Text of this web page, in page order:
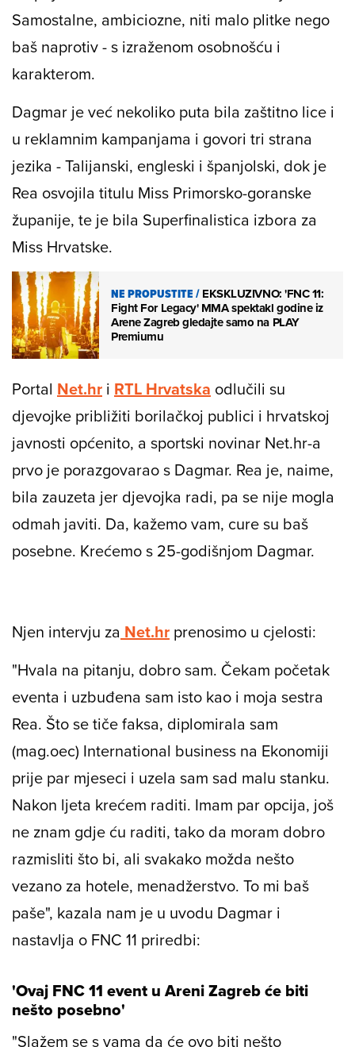
Samostalne, ambiciozne, niti malo plitke nego
baš naprotiv - s izraženom osobnošću i
karakterom.
Dagmar je već nekoliko puta bila zaštitno lice i
u reklamnim kampanjama i govori tri strana
jezika - Talijanski, engleski i španjolski, dok je
Rea osvojila titulu Miss Primorsko-goranske
županije, te je bila Superfinalistica izbora za
Miss Hrvatske.
NE PROPUSTITE/EKSKLUZIVNO: 'FNC 11:
Fight For Legacy' MMA spektakl godine iz
Arene Zagreb gledajte samo na PLAY
Premiumu
Portal Net.hr i RTL Hrvatska odlučili su
djevojke približiti borilačkoj publici i hrvatskoj
javnosti općenito, a sportski novinar Net.hr-a
prvo je porazgovarao s Dagmar. Rea je, naime,
bila zauzeta jer djevojka radi, pa se nije mogla
odmah javiti. Da, kažemo vam, cure su baš
posebne. Krećemo s 25-godišnjom Dagmar.
Njen intervju za Net.hr prenosimo u cjelosti:
"Hvala na pitanju, dobro sam. Čekam početak
eventa i uzbuđena sam isto kao i moja sestra
Rea. Što se tiče faksa, diplomirala sam
(mag.oec) International business na Ekonomiji
prije par mjeseci i uzela sam sad malu stanku.
Nakon ljeta krećem raditi. Imam par opcija, još
ne znam gdje ću raditi, tako da moram dobro
razmisliti što bi, ali svakako možda nešto
vezano za hotele, menadžerstvo. To mi baš
paše", kazala nam je u uvodu Dagmar i
nastavlja o FNC 11 priredbi:
'Ovaj FNC 11 event u Areni Zagreb će biti
nešto posebno'
"Slažem se s vama da će ovo biti nešto